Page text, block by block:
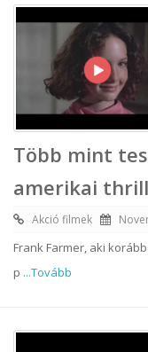
Több mint
amerikai
Akció filmek
Frank Farmer, aki
p ...Tovább